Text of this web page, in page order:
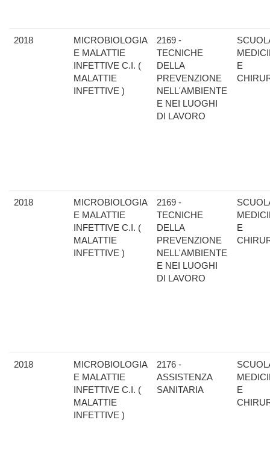
2018
MICROBIOLOGIA
E MALATTIE
INFETTIVE C.I. (
MALATTIE
INFETTIVE )
2169 -
TECNICHE
DELLA
PREVENZIONE
NELL'AMBIENTE
E NEI LUOGHI
DI LAVORO
E
2018
MICROBIOLOGIA
E MALATTIE
INFETTIVE C.I. (
MALATTIE
INFETTIVE )
2169 -
TECNICHE
DELLA
PREVENZIONE
NELL'AMBIENTE
E NEI LUOGHI
DI LAVORO
E
2018
MICROBIOLOGIA
E MALATTIE
INFETTIVE C.I. (
MALATTIE
INFETTIVE )
2176 -
ASSISTENZA
SANITARIA
E